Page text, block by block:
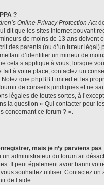
?
Online Privacy Protection Act
dit que les sites Internet pouvant
de moins de 13 ans doivent
des parents (ou d’un tuteur légal)
d’identifier un mineur de
cela s’applique à vous, lorsque
fait à votre place, contactez un
que phpBB Limited et les
de conseils juridiques et ne
légales de toutes sortes, à
la question « Qui contacter pour
concernant ce forum ? ».
mais je n’y parviens pas
administrateur du forum ait
Il peut également avoir banni
souhaitez utiliser. Contactez un
de l’aide.